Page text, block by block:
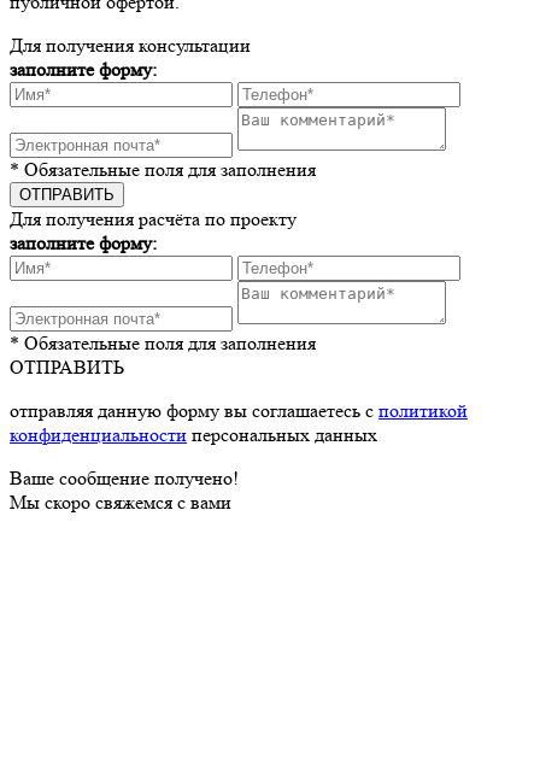
Для получения консультации
заполните форму:
* Обязательные поля для заполнения
Для получения расчёта по проекту
заполните форму:
* Обязательные поля для заполнения
ОТПРАВИТЬ
отправляя данную форму вы соглашаетесь с политикой
конфиденциальности персональных данных
Ваше сообщение получено!
Мы скоро свяжемся с вами